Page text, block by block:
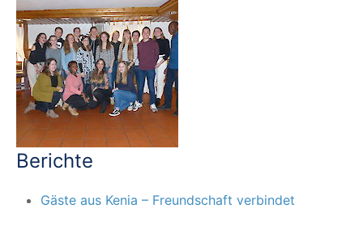
Berichte
Gäste aus Kenia – Freundschaft verbindet